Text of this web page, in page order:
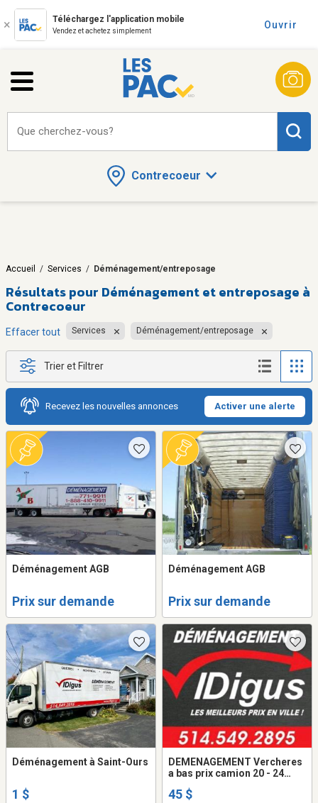
Téléchargez l'application mobile
Vendez et achetez simplement
Ouvrir
Contrecoeur
Que cherchez-vous?
Accueil / Services / Déménagement/entreposage
Résultats pour Déménagement et entreposage à
Contrecoeur
Effacer tout Services Déménagement/entreposage
Trier et Filtrer
Recevez les nouvelles annonces Activer une alerte
Déménagement AGB
Prix sur demande
Déménagement AGB
Prix sur demande
Déménagement à Saint-Ours
1 $
DEMENAGEMENT Vercheres
a bas prix camion 20 - 24
549-2895
45 $